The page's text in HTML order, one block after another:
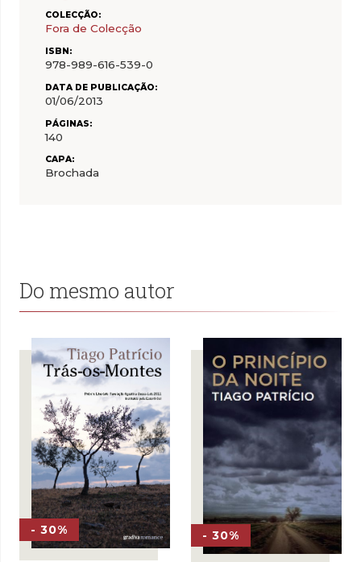
COLECÇÃO:
Fora de Colecção
ISBN:
978-989-616-539-0
DATA DE PUBLICAÇÃO:
01/06/2013
PÁGINAS:
140
CAPA:
Brochada
Do mesmo autor
- 30% - 30%